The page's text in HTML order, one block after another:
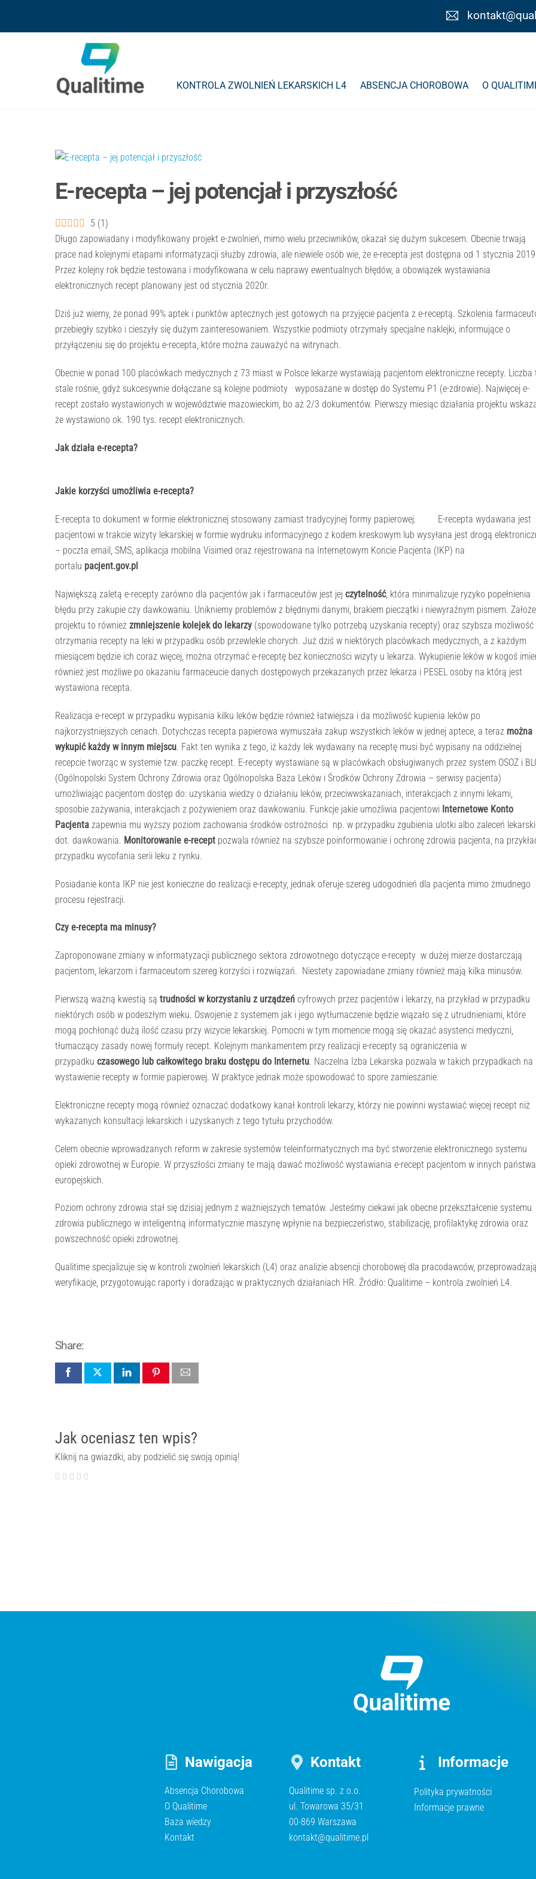
KONTROLA ZWOLNIEŃ LEKARSKICH L4 ABSENCJA CHOROBOWA O
E-recepta – jej potencjał i przyszłość
5 (1 )
Długo zapowiadany i modyfikowany projekt e-zwolnień, mimo wielu przeciwników, okazał się dużym sukcesem. Obecnie trwają
prace nad kolejnymi etapami informatyzacji służby zdrowia, ale niewiele osób wie, że e-recepta jest dostępna od 1 stycznia
Przez kolejny rok będzie testowana i modyfikowana w celu naprawy ewentualnych błędów, a obowiązek wystawiania
elektronicznych recept planowany jest od stycznia 2020r.
Dziś już wiemy, że ponad 99% aptek i punktów aptecznych jest gotowych na przyjęcie pacjenta z e-receptą. Szkolenia
przebiegły szybko i cieszyły się dużym zainteresowaniem. Wszystkie podmioty otrzymały specjalne naklejki, informujące o
przyłączeniu się do projektu e-recepta, które można zauważyć na witrynach.
Obecnie w ponad 100 placówkach medycznych z 73 miast w Polsce lekarze wystawiają pacjentom elektroniczne recepty. Liczba
stale rośnie, gdyż sukcesywnie dołączane są kolejne podmioty wyposażane w dostęp do Systemu P1 (e-zdrowie). Najwięcej e-
recept zostało wystawionych w województwie mazowieckim, bo aż 2/3 dokumentów. Pierwszy miesiąc działania projektu
że wystawiono ok. 190 tys. recept elektronicznych.
Jak działa e-recepta?
Jakie korzyści umożliwia e-recepta?
E-recepta to dokument w formie elektronicznej stosowany zamiast tradycyjnej formy papierowej. E-recepta wydawana jest
pacjentowi w trakcie wizyty lekarskiej w formie wydruku informacyjnego z kodem kreskowym lub wysyłana jest drogą
– poczta email, SMS, aplikacja mobilna Visimed oraz rejestrowana na Internetowym Koncie Pacjenta (IKP) na
portalu pacjent.gov.pl
Największą zaletą e-recepty zarówno dla pacjentów jak i farmaceutów jest jej czytelność, która minimalizuje ryzyko popełnienia
błędu przy zakupie czy dawkowaniu. Unikniemy problemów z błędnymi danymi, brakiem pieczątki i niewyraźnym pismem.
projektu to również zmniejszenie kolejek do lekarzy (spowodowane tylko potrzebą uzyskania recepty) oraz szybsza możliwość
otrzymania recepty na leki w przypadku osób przewlekle chorych. Już dziś w niektórych placówkach medycznych, a z każdym
miesiącem będzie ich coraz więcej, można otrzymać e-receptę bez konieczności wizyty u lekarza. Wykupienie leków w kogoś
również jest możliwe po okazaniu farmaceucie danych dostępowych przekazanych przez lekarza i PESEL osoby na którą jest
wystawiona recepta.
Realizacja e-recept w przypadku wypisania kilku leków będzie również łatwiejsza i da możliwość kupienia leków po
najkorzystniejszych cenach. Dotychczas recepta papierowa wymuszała zakup wszystkich leków w jednej aptece, a teraz można
wykupić każdy w innym miejscu. Fakt ten wynika z tego, iż każdy lek wydawany na receptę musi być wypisany na oddzielnej
recepcie tworząc w systemie tzw. paczkę recept. E-recepty wystawiane są w placówkach obsługiwanych przez system OSOZ i
(Ogólnopolski System Ochrony Zdrowia oraz Ogólnopolska Baza Leków i Środków Ochrony Zdrowia – serwisy pacjenta)
umożliwiając pacjentom dostęp do: uzyskania wiedzy o działaniu leków, przeciwwskazaniach, interakcjach z innymi lekami,
sposobie zażywania, interakcjach z pożywieniem oraz dawkowaniu. Funkcje jakie umożliwia pacjentowi Internetowe Konto
Pacjenta zapewnia mu wyższy poziom zachowania środków ostrożności np. w przypadku zgubienia ulotki albo zaleceń
dot. dawkowania. Monitorowanie e-recept pozwala również na szybsze poinformowanie i ochronę zdrowia pacjenta, na
przypadku wycofania serii leku z rynku.
Posiadanie konta IKP nie jest konieczne do realizacji e-recepty, jednak oferuje szereg udogodnień dla pacjenta mimo żmudnego
procesu rejestracji.
Czy e-recepta ma minusy?
Zaproponowane zmiany w informatyzacji publicznego sektora zdrowotnego dotyczące e-recepty w dużej mierze dostarczają
pacjentom, lekarzom i farmaceutom szereg korzyści i rozwiązań. Niestety zapowiadane zmiany również mają kilka minusów.
Pierwszą ważną kwestią są trudności w korzystaniu z urządzeń cyfrowych przez pacjentów i lekarzy, na przykład w przypadku
niektórych osób w podeszłym wieku. Oswojenie z systemem jak i jego wytłumaczenie będzie wiązało się z utrudnieniami, które
mogą pochłonąć dużą ilość czasu przy wizycie lekarskiej. Pomocni w tym momencie mogą się okazać asystenci medyczni,
tłumaczący zasady nowej formuły recept. Kolejnym mankamentem przy realizacji e-recepty są ograniczenia w
przypadku czasowego lub całkowitego braku dostępu do Internetu. Naczelna Izba Lekarska pozwala w takich przypadkach na
wystawienie recepty w formie papierowej. W praktyce jednak może spowodować to spore zamieszanie.
Elektroniczne recepty mogą również oznaczać dodatkowy kanał kontroli lekarzy, którzy nie powinni wystawiać więcej recept niż
wykazanych konsultacji lekarskich i uzyskanych z tego tytułu przychodów.
Celem obecnie wprowadzanych reform w zakresie systemów teleinformatycznych ma być stworzenie elektronicznego systemu
opieki zdrowotnej w Europie. W przyszłości zmiany te mają dawać możliwość wystawiania e-recept pacjentom w innych
europejskich.
Poziom ochrony zdrowia stał się dzisiaj jednym z ważniejszych tematów. Jesteśmy ciekawi jak obecne przekształcenie systemu
zdrowia publicznego w inteligentną informatycznie maszynę wpłynie na bezpieczeństwo, stabilizację, profilaktykę zdrowia oraz
powszechność opieki zdrowotnej.
Qualitime specjalizuje się w kontroli zwolnień lekarskich (L4) oraz analizie absencji chorobowej dla pracodawców,
weryfikacje, przygotowując raporty i doradzając w praktycznych działaniach HR. Źródło: Qualitime – kontrola zwolnień L4.
Share:
Jak oceniasz ten wpis?
Kliknij na gwiazdki, aby podzielić się swoją opinią!
Nawigacja
Absencja Chorobowa
O Qualitime
Baza wiedzy
Kontakt
Kontakt
Qualitime sp. z o.o.
ul. Towarowa 35/31
00-869 Warszawa
kontakt@qualitime.pl
Informacje
Polityka prywatności
Informacje prawne